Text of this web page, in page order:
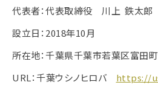
代表者：代表取締役 川上 鉄太郎
設立日：2018年10月
所在地：千葉県千葉市若葉区富田
URL：千葉ウシノヒロバ https://